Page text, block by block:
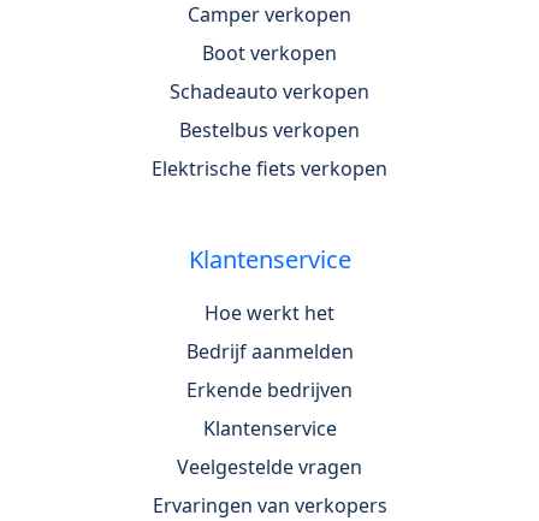
Camper verkopen
Boot verkopen
Schadeauto verkopen
Bestelbus verkopen
Elektrische fiets verkopen
Klantenservice
Hoe werkt het
Bedrijf aanmelden
Erkende bedrijven
Klantenservice
Veelgestelde vragen
Ervaringen van verkopers